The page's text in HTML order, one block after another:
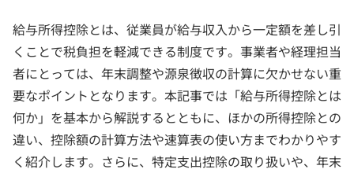
給与所得控除とは、従業員が給与収入から一定額を差し引
くことで税負担を軽減できる制度です。事業者や経理担当
者にとっては、年末調整や源泉徴収の計算に欠かせない重
要なポイントとなります。本記事では「給与所得控除とは
何か」を基本から解説するとともに、ほかの所得控除との
違い、控除額の計算方法や速算表の使い方までわかりやす
く紹介します。さらに、特定支出控除の取り扱いや、年末